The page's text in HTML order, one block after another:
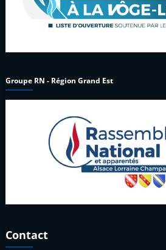
Groupe RN - Région Grand Est
Contact